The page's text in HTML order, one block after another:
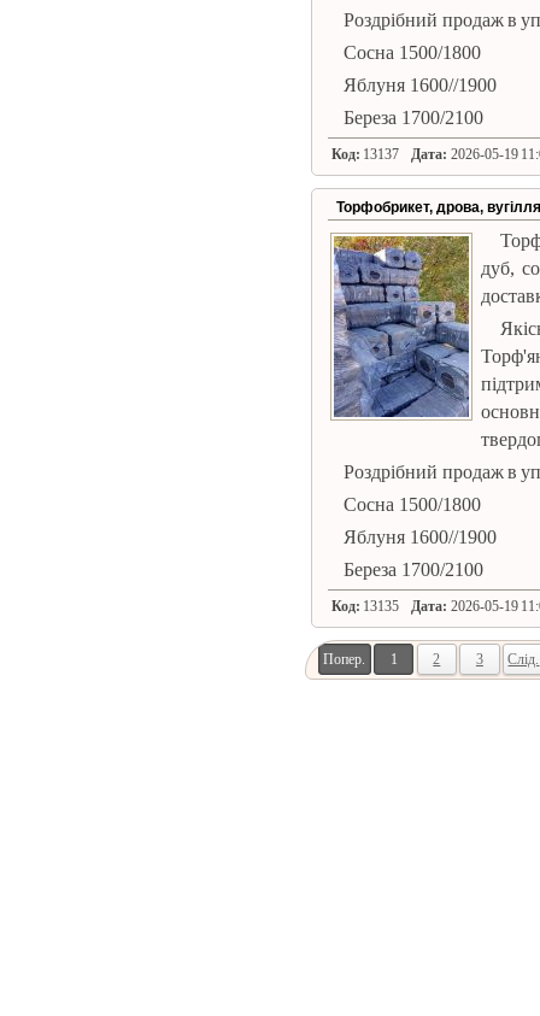
Роздрібний продаж в
Сосна 1500/1800
Яблуня 1600//1900
Береза ​​1700/2100
Код: 13137 Дата: 2026-05-19
Торфобрикет, дрова,
дуб,
Роздрібний продаж в
Сосна 1500/1800
Яблуня 1600//1900
Береза ​​1700/2100
Код: 13135 Дата: 2026-05-19
Попер. 1 2 3 Слід.